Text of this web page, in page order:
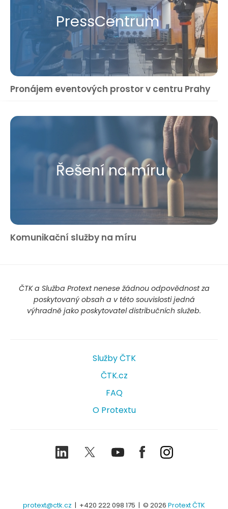
Press​Centrum
Pronájem eventových prostor v centru Prahy
Řešení na míru
Komunikační služby na míru
ČTK a Služba Protext nenese žádnou odpovědnost za
poskytovaný obsah a v této souvislosti jedná
výhradně jako poskytovatel distribučních služeb.
Služby ČTK
ČTK.cz
FAQ
O Protextu
LinkedIn TwitterYoutubeFacebookInstagram
protext@ctk.cz | +420 222 098 175 | © 2026 Protext ČTK